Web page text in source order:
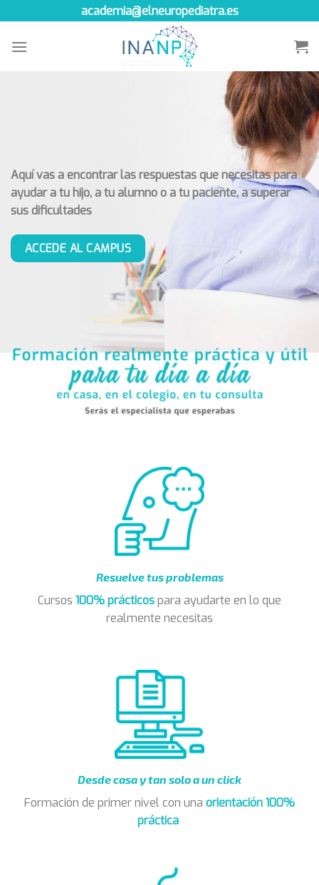
to
content
academia@elneuropediatra.es
Aquí vas a encontrar las respuestas que necesitas para
ayudar a tu hijo, a tu alumno o a tu paciente, a superar
sus dificultades
ACCEDE AL CAMPUS
Resuelve tus problemas
Cursos 100% prácticospara ayudarte en lo que
realmente necesitas
Desde casa y tan solo a un click
Formación de primer nivel con una orientación 100%
práctica